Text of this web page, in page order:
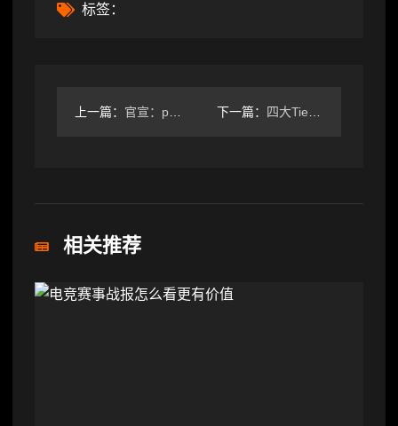
标签：
上一篇： 官宣：paiN将dgt与dav1deuS下放替补席 下一篇： 四大Tier1级别赛事预选赛将于1月开赛
相关推荐